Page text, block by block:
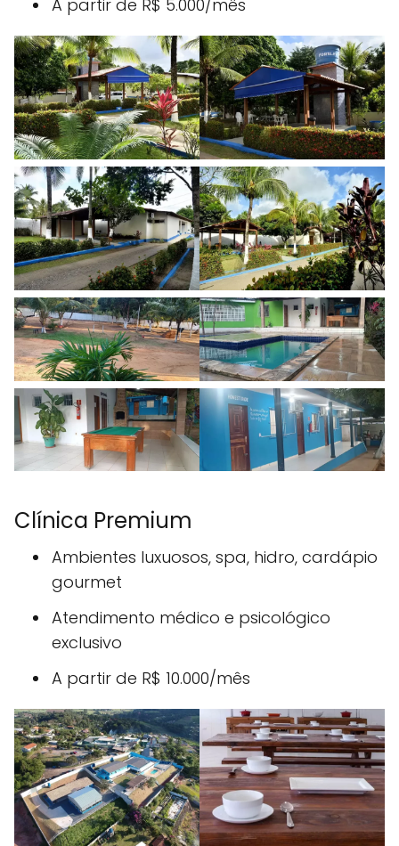
A partir de R$ 5.000/mês
Clínica Premium
Ambientes luxuosos, spa, hidro, cardápio
gourmet
Atendimento médico e psicológico
exclusivo
A partir de R$ 10.000/mês